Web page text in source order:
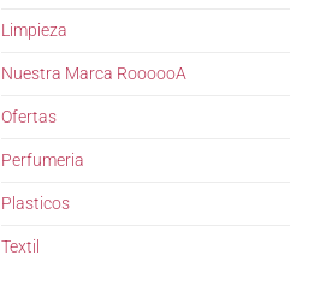
Limpieza
Nuestra Marca RoooooA
Ofertas
Perfumeria
Plasticos
Textil